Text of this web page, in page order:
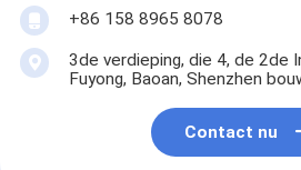
+86 158 8965 8078
3de verdieping, die 4, de 2de
Fuyong, Baoan, Shenzhen
Contact nu